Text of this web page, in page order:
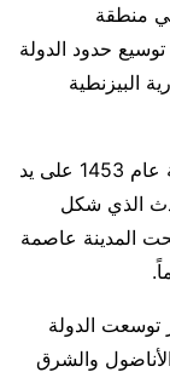
منطقة
حدود الدولة
البيزنطية
بلغت الدولة ذروة قوتها بعد فتح القسطنطينية عام 1453 على يد
الذي شكل
المدينة عاصمة
الدولة
والشرق